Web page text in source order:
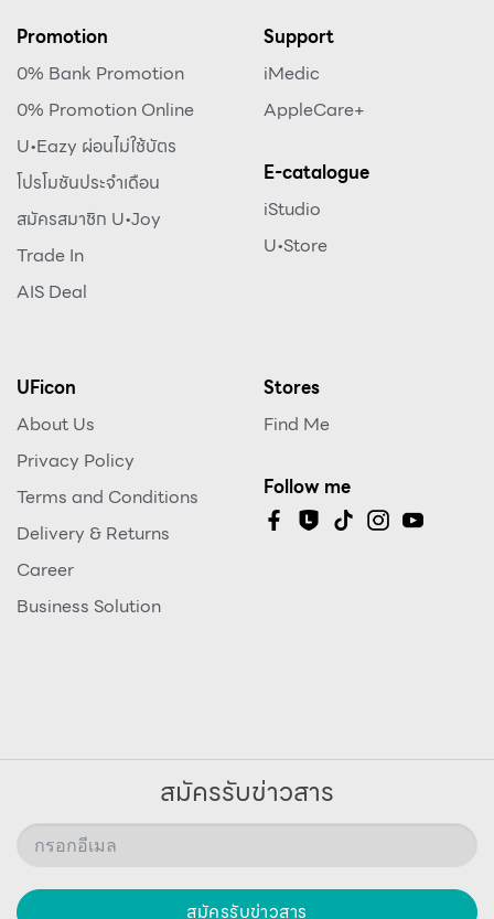
Promotion
0% Bank Promotion
0% Promotion Online
U•Eazy ผ่อนไม่ใช้บัตร
โปรโมชันประจำเดือน
สมัครสมาชิก U•Joy
Trade In
AIS Deal
Support
iMedic
AppleCare+
E-catalogue
iStudio
U•Store
UFicon
About Us
Privacy Policy
Terms and Conditions
Delivery & Returns
Career
Business Solution
Stores
Find Me
Follow me
สมัครรับข่าวสาร
สมัครรับข่าวสาร